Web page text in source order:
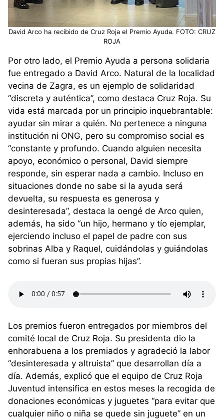
David Arco ha recibido de Cruz Roja el Premio Ayuda. FOTO: CRUZ
ROJA
Por otro lado, el Premio Ayuda a persona solidaria
fue entregado a David Arco. Natural de la localidad
vecina de Zagra, es un ejemplo de solidaridad
“discreta y auténtica”, como destaca Cruz Roja. Su
vida está marcada por un principio inquebrantable:
ayudar sin mirar a quién. No pertenece a ninguna
institución ni ONG, pero su compromiso social es
“constante y profundo. Cuando alguien necesita
apoyo, económico o personal, David siempre
responde, sin esperar nada a cambio. Incluso en
situaciones donde no sabe si la ayuda será
devuelta, su respuesta es generosa y
desinteresada”, destaca la oengé de Arco quien,
además, ha sido “un hijo, hermano y tío ejemplar,
ejerciendo incluso el papel de padre con sus
sobrinas Alba y Raquel, cuidándolas y guiándolas
como si fueran sus propias hijas”.
Los premios fueron entregados por miembros del
comité local de Cruz Roja. Su presidenta dio la
enhorabuena a los premiados y agradeció la labor
“desinteresada y altruista” que desarrollan día a
día. Además, explicó que el equipo de Cruz Roja
Juventud intensifica en estos meses la recogida de
donaciones económicas y juguetes “para evitar que
cualquier niño o niña se quede sin juguete” en un